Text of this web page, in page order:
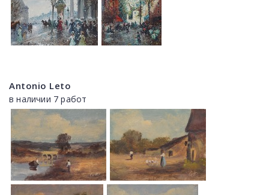
Antonio Leto
в наличии 7 работ